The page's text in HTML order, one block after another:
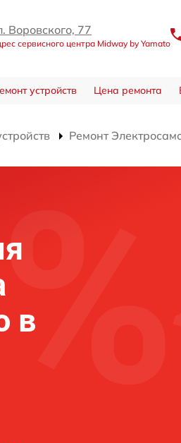
Воровского, 77
сервисного центра Midway by Yamato
устройств Цена ремонта
Ремонт
в